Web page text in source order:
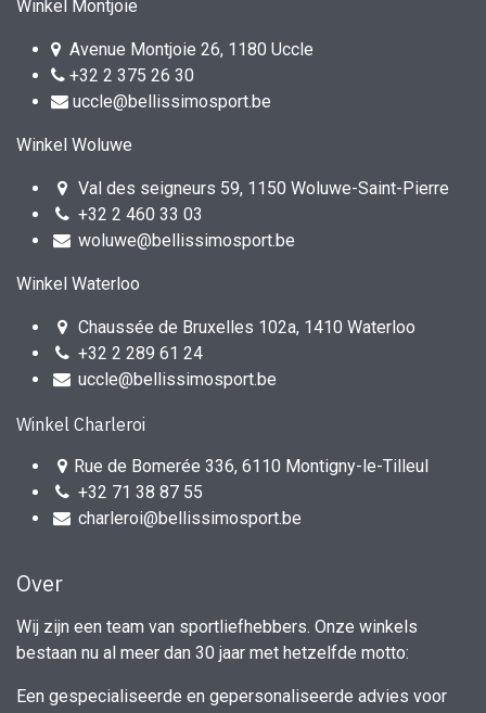
Winkel Montjoie
Avenue Montjoie 26, 1180 Uccle
+32 2 375 26 30
uccle@bellissimosport.be
Winkel Woluwe
Val des seigneurs 59, 1150 Woluwe-Saint-Pierre
+32 2 460 33 03
woluwe@bellissimosport.be
Winkel Waterloo
Chaussée de Bruxelles 102a, 1410 Waterloo
+32 2 289 61 24
uccle@bellissimosport.be
Winkel Charleroi
Rue de Bomerée 336, 6110 Montigny-le-Tilleul
+32 71 38 87 55
charleroi@bellissimosport.be
Over
Wij zijn een team van sportliefhebbers. Onze winkels
bestaan nu al meer dan 30 jaar met hetzelfde motto:
Een gespecialiseerde en gepersonaliseerde advies voor